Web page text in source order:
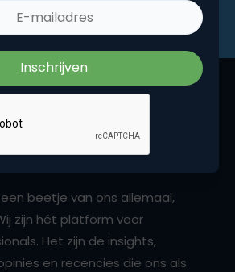
beetje van ons allemaal,
zijn hét platform voor
Het zijn de insights,
en recencies die ons als